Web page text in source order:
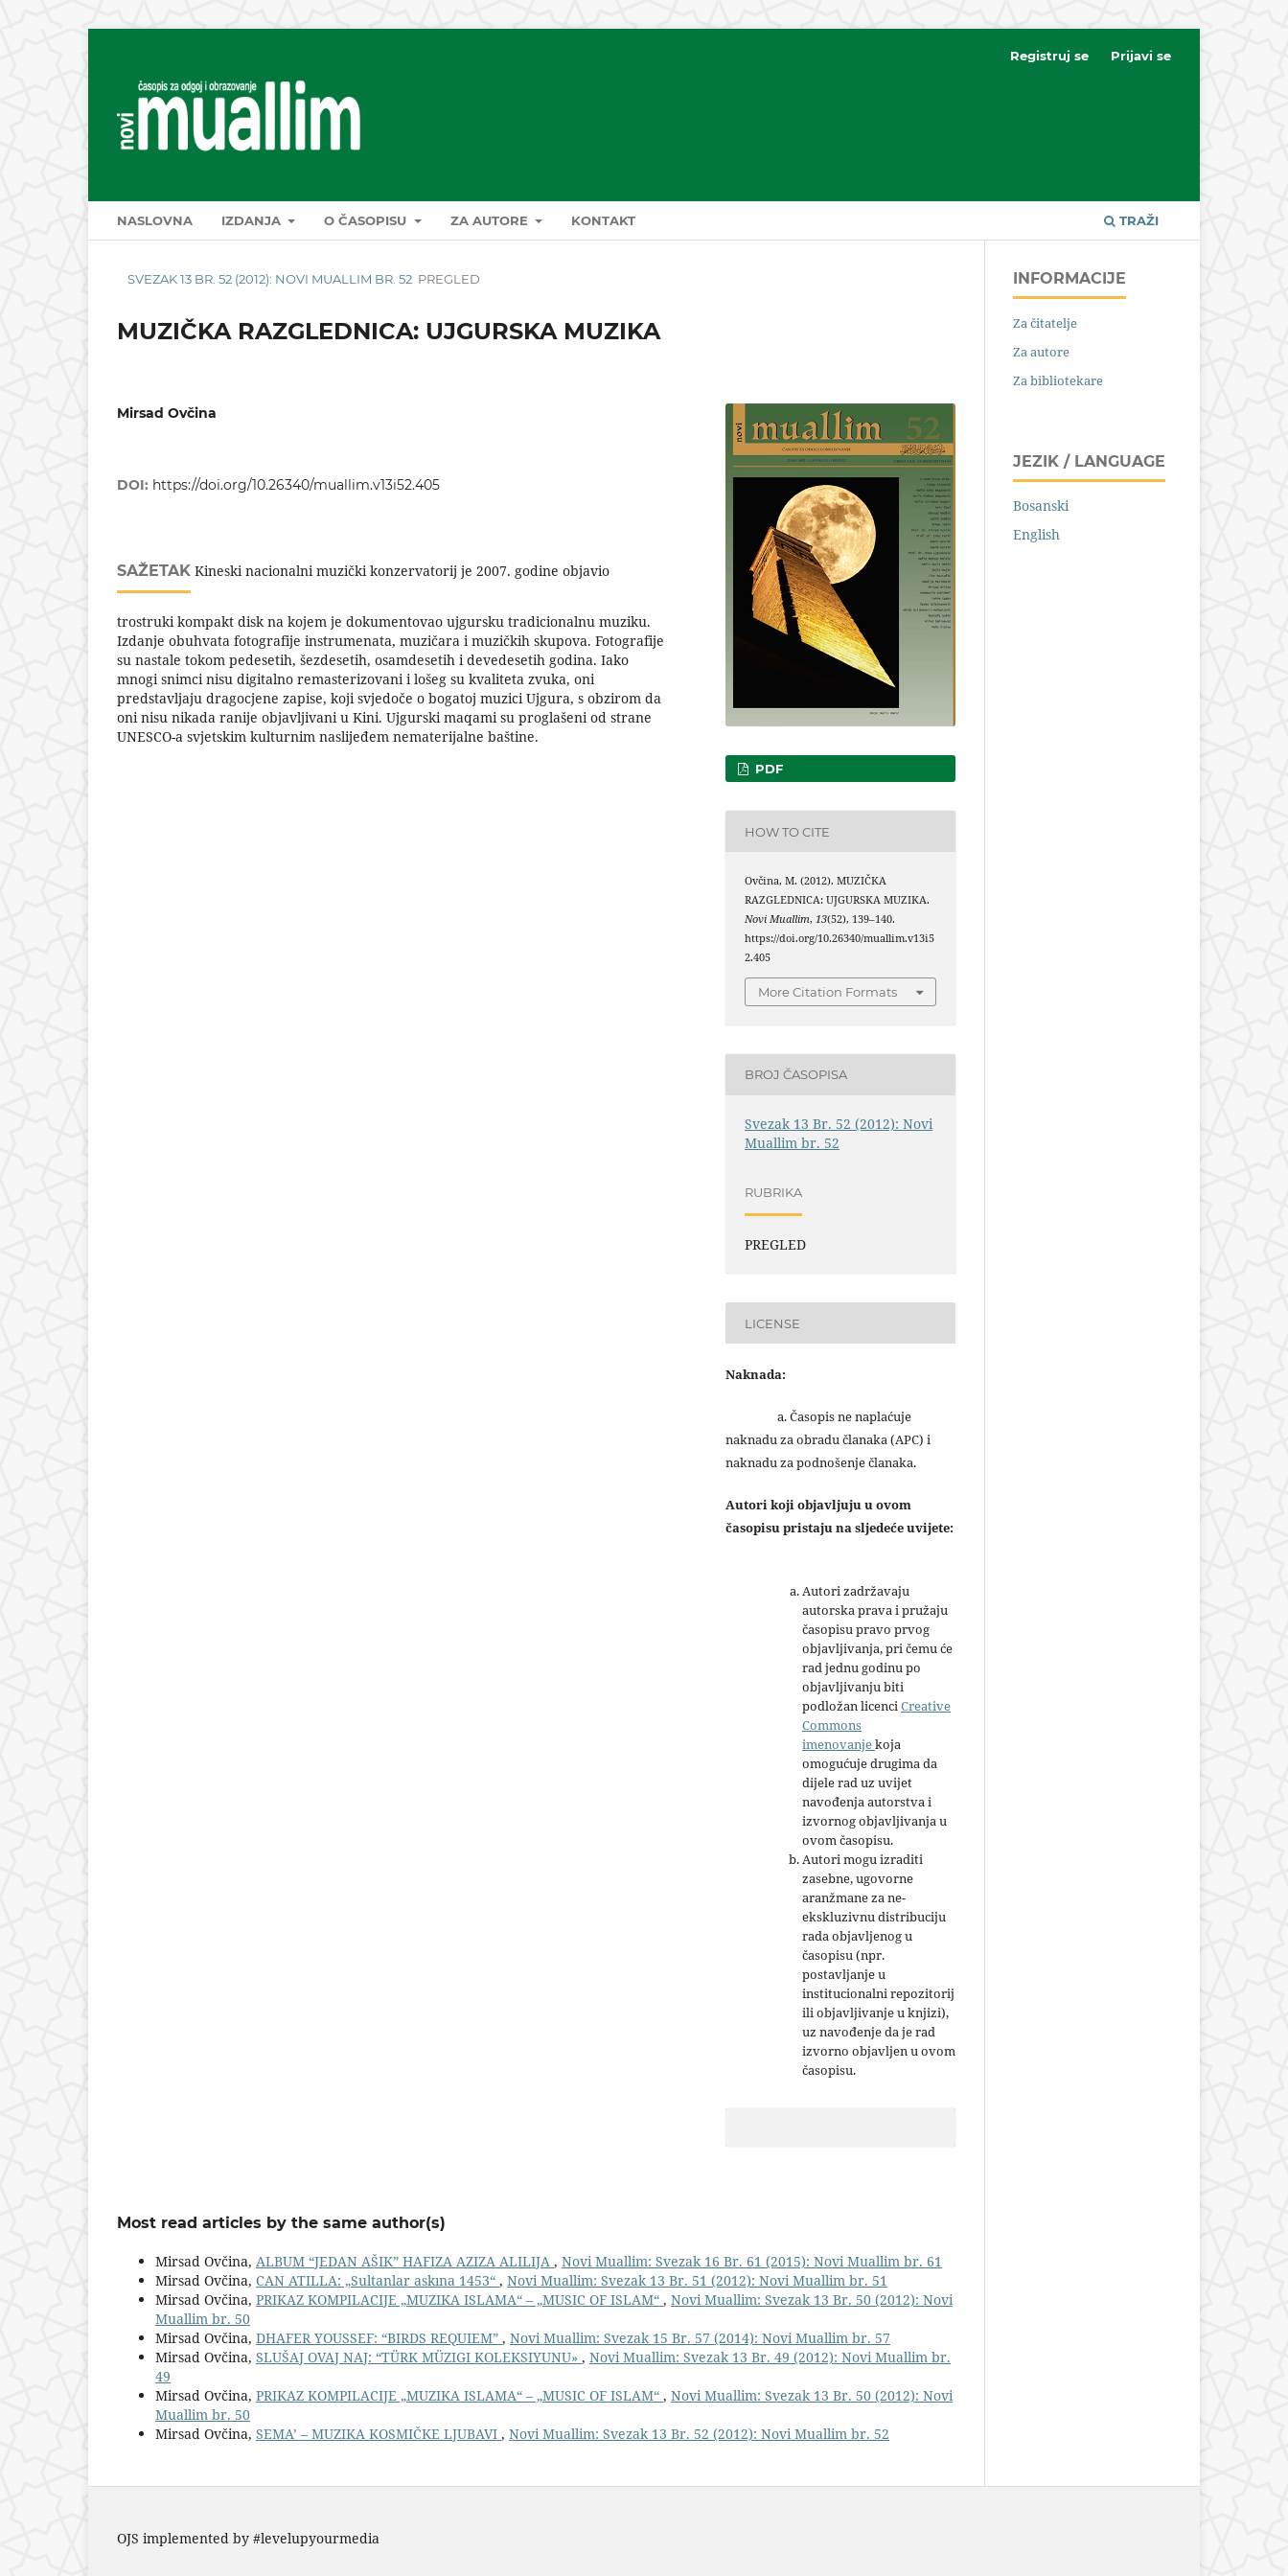
NASLOVNA IZDANJA O ČASOPISU ZA AUTORE KONTAKT TRAŽI
Registruj se Prijavi se
SVEZAK 13 BR. 52 (2012): NOVI MUALLIM BR. 52 PREGLED
MUZIČKA RAZGLEDNICA: UJGURSKA MUZIKA
Mirsad Ovčina
DOI: https://doi.org/10.26340/muallim.v13i52.405
SAŽETAK Kineski nacionalni muzički konzervatorij je 2007. godine objavio
trostruki kompakt disk na kojem je dokumentovao ujgursku tradicionalnu muziku.
Izdanje obuhvata fotografije instrumenata, muzičara i muzičkih skupova. Fotografije
su nastale tokom pedesetih, šezdesetih, osamdesetih i devedesetih godina. Iako
mnogi snimci nisu digitalno remasterizovani i lošeg su kvaliteta zvuka, oni
predstavljaju dragocjene zapise, koji svjedoče o bogatoj muzici Ujgura, s obzirom da
oni nisu nikada ranije objavljivani u Kini. Ujgurski maqami su proglašeni od strane
UNESCO-a svjetskim kulturnim naslijeđem nematerijalne baštine.
PDF
HOW TO CITE
Ovčina, M. (2012). MUZIČKA
RAZGLEDNICA: UJGURSKA MUZIKA.
Novi Muallim,13(52), 139–140.
https://doi.org/10.26340/muallim.v13i5
2.405
More Citation Formats
BROJ ČASOPISA
Svezak 13 Br. 52 (2012): Novi
Muallim br. 52
RUBRIKA
PREGLED
LICENSE
Naknada:
a. Časopis ne naplaćuje
naknadu za obradu članaka (APC) i
naknadu za podnošenje članaka.
Autori koji objavljuju u ovom
časopisu pristaju na sljedeće uvijete:
Autori zadržavaju
autorska prava i pružaju
časopisu pravo prvog
objavljivanja, pri čemu će
rad jednu godinu po
objavljivanju biti
podložan licenciCreative
Commons
imenovanjekoja
omogućuje drugima da
dijele rad uz uvijet
navođenja autorstva i
izvornog objavljivanja u
ovom časopisu.
Autori mogu izraditi
zasebne, ugovorne
aranžmane za ne-
ekskluzivnu distribuciju
rada objavljenog u
časopisu (npr.
postavljanje u
institucionalni repozitorij
ili objavljivanje u knjizi),
uz navođenje da je rad
izvorno objavljen u ovom
časopisu.
Most read articles by the same author(s)
Mirsad Ovčina, ALBUM “JEDAN AŠIK” HAFIZA AZIZA ALILIJA , Novi Muallim: Svezak 16 Br. 61 (2015): Novi Muallim br. 61
Mirsad Ovčina, CAN ATILLA: „Sultanlar askına 1453“ , Novi Muallim: Svezak 13 Br. 51 (2012): Novi Muallim br. 51
Mirsad Ovčina, PRIKAZ KOMPILACIJE „MUZIKA ISLAMA“ – „MUSIC OF ISLAM“ , Novi Muallim: Svezak 13 Br. 50 (2012): Novi
Muallim br. 50
Mirsad Ovčina, DHAFER YOUSSEF: “BIRDS REQUIEM” , Novi Muallim: Svezak 15 Br. 57 (2014): Novi Muallim br. 57
Mirsad Ovčina, SLUŠAJ OVAJ NAJ: “TÜRK MÜZIGI KOLEKSIYUNU» , Novi Muallim: Svezak 13 Br. 49 (2012): Novi Muallim br.
49
Mirsad Ovčina, PRIKAZ KOMPILACIJE „MUZIKA ISLAMA“ – „MUSIC OF ISLAM“ , Novi Muallim: Svezak 13 Br. 50 (2012): Novi
Muallim br. 50
Mirsad Ovčina, SEMA’ – MUZIKA KOSMIČKE LJUBAVI , Novi Muallim: Svezak 13 Br. 52 (2012): Novi Muallim br. 52
INFORMACIJE
Za čitatelje
Za autore
Za bibliotekare
JEZIK / LANGUAGE
Bosanski
English
OJS implemented by #levelupyourmedia